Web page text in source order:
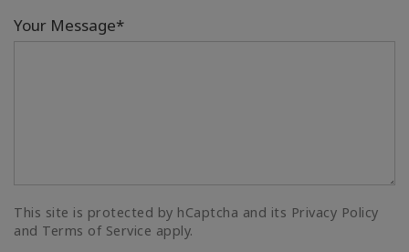
Your Message*
This site is protected by hCaptcha and its Privacy Policy
and Terms of Service apply.